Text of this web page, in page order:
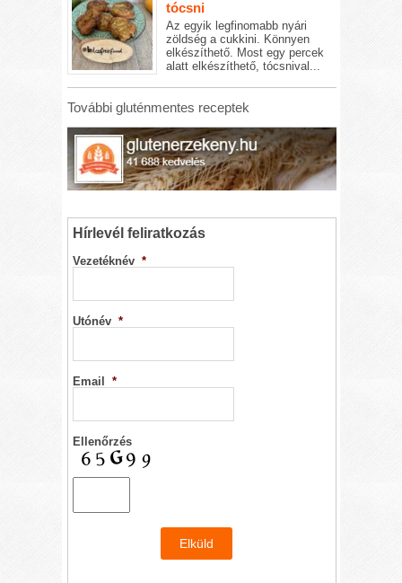
tócsni
Az egyik legfinomabb nyári
zöldség a cukkini. Könnyen
elkészíthető. Most egy percek
alatt elkészíthető, tócsnival...
További gluténmentes receptek
Hírlevél feliratkozás
Vezetéknév *
Utónév *
Email *
Ellenőrzés